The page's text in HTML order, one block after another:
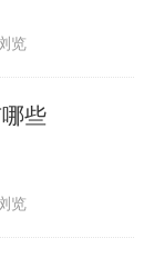
览
些
览